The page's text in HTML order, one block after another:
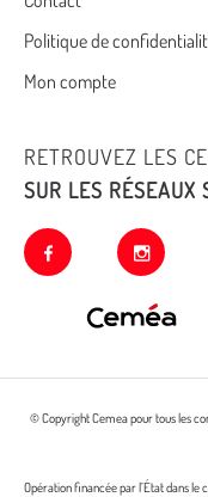
Cemea
footer
Politique de
Mon compte
RETROUVEZ LES
SUR LES RÉSEAUX
facebook instagram
© Copyright Cemea pour tous les
Opération financée par l’État dans le